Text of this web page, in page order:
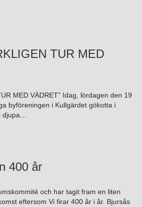
TUR MED
MED VÄDRET” Idag, lördagen den 19
byföreningen i Kullgärdet gökotta i
djupa…
400 år
och har tagit fram en liten
eftersom Vi firar 400 år i år. Bjursås